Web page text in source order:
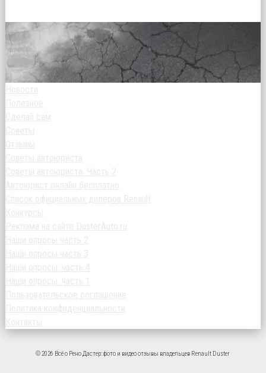
© 2026 Всё о Рено Дастер: фото и видео отзывы владельцев Renault Duster